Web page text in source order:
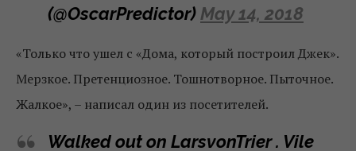
(@OscarPredictor) May 14, 2018
«Только что ушел с «Дома, который построил Джек».
Мерзкое. Претенциозное. Тошнотворное. Пыточное.
Жалкое», – написал один из посетителей.
Walked out on LarsvonTrier . Vile